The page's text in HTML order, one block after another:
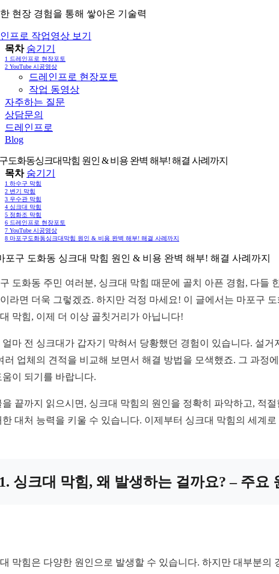
현장 경험을 통해 쌓아온 기술력
프로 작업영상 보기
목차 숨기기
1 드레인프로 현장포토
2 YouTube 시공영상
드레인프로 현장포토
작업 동영상
자주하는 질문
상담문의
드레인프로
Blog
도화동싱크대막힘 원인 & 비용 완벽 해부! 해결 사례까지
목차 숨기기
1 하수구 막힘
2 변기 막힘
3 우수관 막힘
4 싱크대 막힘
5 정화조 막힘
6 드레인프로 현장포토
7 YouTube 시공영상
8 마포구도화동싱크대막힘 원인 & 비용 완벽 해부! 해결 사례까지
포구 도화동 싱크대 막힘 원인 & 비용 완벽 해부! 해결 사례까지
도화동 주민 여러분, 싱크대 막힘 때문에 골치 아픈 경험, 다들
라면 더욱 그렇겠죠. 하지만 걱정 마세요! 이 글에서는 마포구
막힘, 이제 더 이상 골칫거리가 아닙니다!
얼마 전 싱크대가 갑자기 막혀서 당황했던 경험이 있습니다. 설
러 업체의 견적을 비교해 보면서 해결 방법을 모색했죠. 그 과정
움이 되기를 바랍니다.
을 끝까지 읽으시면, 싱크대 막힘의 원인을 정확히 파악하고, 적
한 대처 능력을 키울 수 있습니다. 이제부터 싱크대 막힘의 세계
싱크대 막힘, 왜 발생하는 걸까요? – 주요
막힘은 다양한 원인으로 발생할 수 있습니다. 하지만 대부분